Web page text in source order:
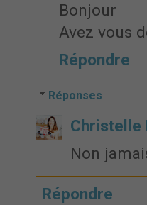
Bonjour
Avez vous
Répondre
Réponses
Christelle
Non
Répondre